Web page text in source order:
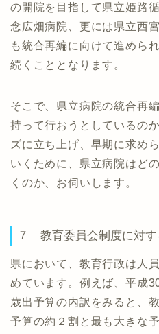
の開院を目指して県立姫路
念広畑病院、更には県立西
も統合再編に向けて進めら
続くこととなります。
そこで、県立病院の統合再
持って行おうとしているの
ズに立ち上げ、早期に求め
いくために、県立病院はど
くのか、お伺いします。
７ 教育委員会制度に対す
県において、教育行政は人
めています。例えば、平成
歳出予算の内訳をみると、
予算の約２割と最も大きな